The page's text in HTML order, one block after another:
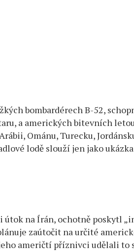
bombardérech B-52,
a amerických bitevních
Ománu, Turecku,
lodě slouží jen jako
na Írán, ochotně poskytl
zaútočit na určité
američtí příznivci udělali to